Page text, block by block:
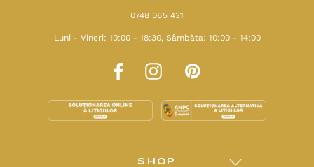
0748 065 431
Luni - Vineri: 10:00 - 18:30, Sâmbăta: 10:00 - 14:00
SHOP